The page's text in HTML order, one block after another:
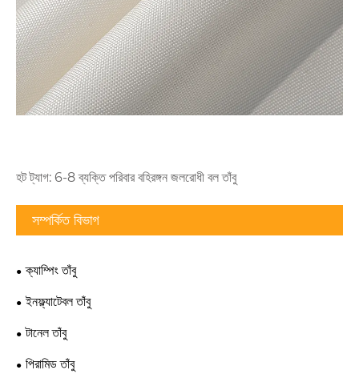
হট ট্যাগ: 6-8 ব্যক্তি পরিবার বহিরঙ্গন জলরোধী বল তাঁবু
সম্পর্কিত বিভাগ
ক্যাম্পিং তাঁবু
ইনফ্ল্যাটেবল তাঁবু
টানেল তাঁবু
পিরামিড তাঁবু